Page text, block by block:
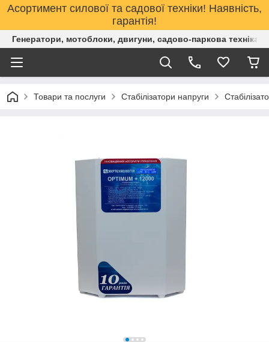
Асортимент силової та садової техніки! Наявність,
гарантія!
Генератори, мотоблоки, двигуни, садово-паркова техніка.
Товари та послуги Стабілізатори напруги